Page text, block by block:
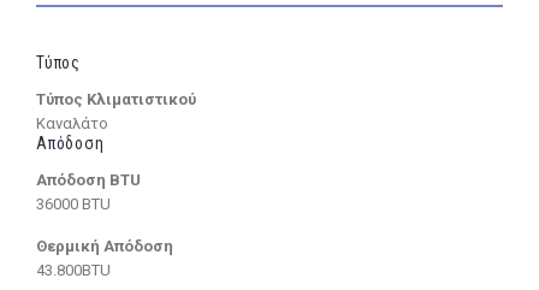
Τύπος
Τύπος Κλιματιστικού
Καναλάτο
Απόδοση
Απόδοση BTU
36000 BTU
Θερμική Απόδοση
43.800BTU